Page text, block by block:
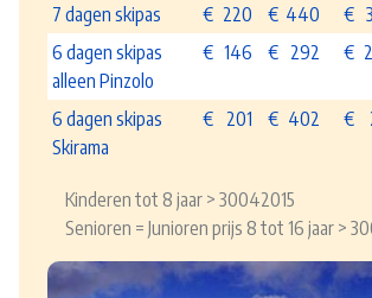
7 dagen skipas
€ 220 € 440 €
6 dagen skipas
alleen Pinzolo
€ 146 € 292 €
6 dagen skipas
Skirama
€ 201 € 402 €
Kinderen tot 8 jaar > 30042015
Senioren = Junioren prijs 8 tot 16 jaar >